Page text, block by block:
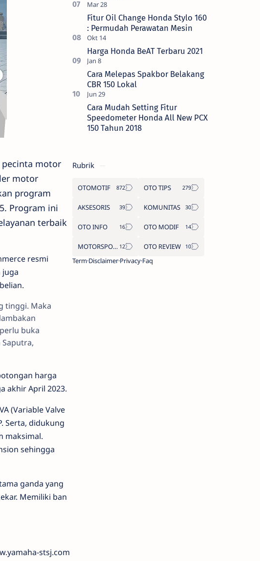
pecinta motor
motor
program
Program ini
terbaik
resmi
juga
tinggi. Maka
buka
harga
akhir April 2023.
(Variable Valve
Serta, didukung
maksimal.
sehingga
ganda yang
Memiliki ban
stsj.com
Fitur Oil Change Honda Stylo 160
: Permudah Perawatan Mesin
Harga Honda BeAT Terbaru 2021
Cara Melepas Spakbor Belakang
CBR 150 Lokal
Cara Mudah Setting Fitur
Speedometer Honda All New PCX
150 Tahun 2018
Rubrik
OTOMOTIF OTO TIPS
AKSESORIS KOMUNITAS
OTO INFO OTO MODIF
MOTORSPORT
OTO REVIEW
TermDisclaimerPrivacyFaq